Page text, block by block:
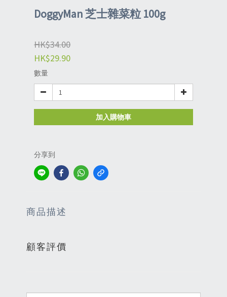
DoggyMan 芝士雜菜粒 100g
HK$34.00
HK$29.90
數量
加入購物車
分享到
商品描述
顧客評價